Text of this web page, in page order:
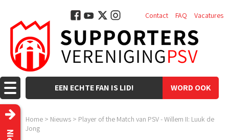
WORD OOK
EEN ECHTE FAN IS LID!
Contact FAQ Vacatures
Home > Nieuws > Player of the Match van PSV - Willem II: Luuk de
Jong